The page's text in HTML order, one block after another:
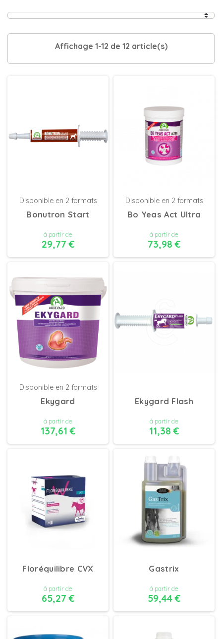
Affichage 1-12 de 12 article(s)
Disponible en 2 formats
Bonutron Start
à partir de
29,77 €
DÉTAILS
Disponible en 2 formats
Bo Yeas Act Ultra
à partir de
73,98 €
Disponible en 2 formats
Ekygard
à partir de
137,61 €
Ekygard Flash
à partir de
11,38 €
DÉTAILS
Floréquilibre CVX
à partir de
65,27 €
DÉTAILS
Gastrix
à partir de
59,44 €
DÉTAILS